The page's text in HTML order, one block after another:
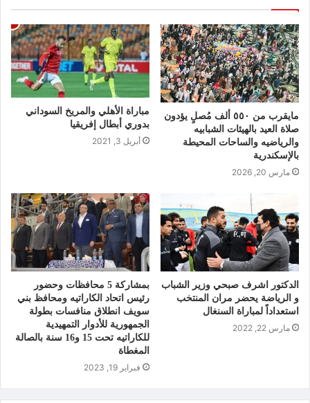
مايقرب من ٥٥٠ ألف مُصلٍ يؤدون
صلاة العيد بالهيئات الشبابيه
والرياضيه والساحات المحيطة
بالإسكندرية
مارس 20, 2026
مباراة الأهلي والمريخ السوداني
بدوري أبطال إفريقيا
أبريل 3, 2021
الدكتور اشرف صبحي وزير الشباب
و الرياضة يحضر مران المنتخب
استعداداً لمباراة السنغال
مارس 22, 2022
بمشاركة 5 محافظات وحضور
رئيس اتحاد الكاراتيه ومحافظ بني
سويف انطلاق منافسات بطولة
الجمهورية للأدوار التمهيدية
للكاراتيه تحت 15 و16 سنة بالصالة
المغطاة
فبراير 19, 2023